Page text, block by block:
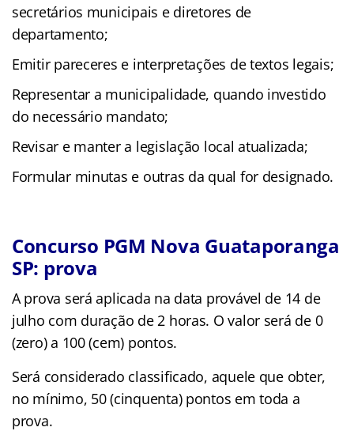
secretários municipais e diretores de
departamento;
Emitir pareceres e interpretações de textos legais;
Representar a municipalidade, quando investido
do necessário mandato;
Revisar e manter a legislação local atualizada;
Formular minutas e outras da qual for designado.
Concurso PGM Nova Guataporanga
SP: prova
A prova será aplicada na data provável de 14 de
julho com duração de 2 horas. O valor será de 0
(zero) a 100 (cem) pontos.
Será considerado classificado, aquele que obter,
no mínimo, 50 (cinquenta) pontos em toda a
prova.